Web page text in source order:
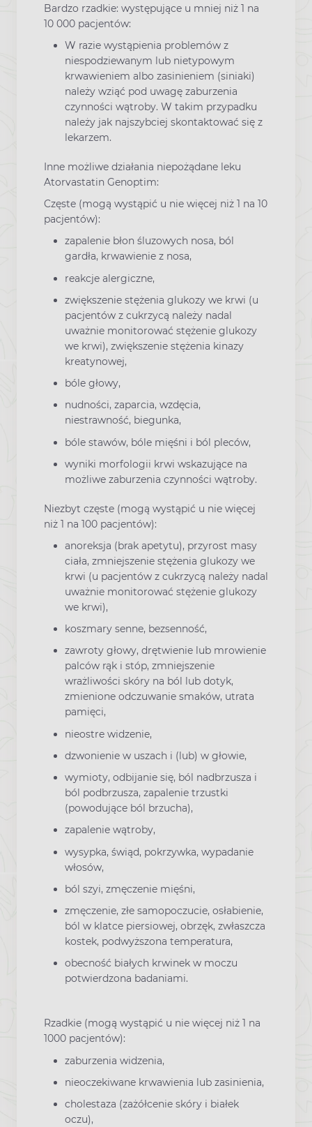
Bardzo rzadkie: występujące u mniej niż 1 na
10 000 pacjentów:
W razie wystąpienia problemów z
niespodziewanym lub nietypowym
krwawieniem albo zasinieniem (siniaki)
należy wziąć pod uwagę zaburzenia
czynności wątroby. W takim przypadku
należy jak najszybciej skontaktować się z
lekarzem.
Inne możliwe działania niepożądane leku
Atorvastatin Genoptim:
Częste (mogą wystąpić u nie więcej niż 1 na 10
pacjentów):
zapalenie błon śluzowych nosa, ból
gardła, krwawienie z nosa,
reakcje alergiczne,
zwiększenie stężenia glukozy we krwi (u
pacjentów z cukrzycą należy nadal
uważnie monitorować stężenie glukozy
we krwi), zwiększenie stężenia kinazy
kreatynowej,
bóle głowy,
nudności, zaparcia, wzdęcia,
niestrawność, biegunka,
bóle stawów, bóle mięśni i ból pleców,
wyniki morfologii krwi wskazujące na
możliwe zaburzenia czynności wątroby.
Niezbyt częste (mogą wystąpić u nie więcej
niż 1 na 100 pacjentów):
anoreksja (brak apetytu), przyrost masy
ciała, zmniejszenie stężenia glukozy we
krwi (u pacjentów z cukrzycą należy nadal
uważnie monitorować stężenie glukozy
we krwi),
koszmary senne, bezsenność,
zawroty głowy, drętwienie lub mrowienie
palców rąk i stóp, zmniejszenie
wrażliwości skóry na ból lub dotyk,
zmienione odczuwanie smaków, utrata
pamięci,
nieostre widzenie,
dzwonienie w uszach i (lub) w głowie,
wymioty, odbijanie się, ból nadbrzusza i
ból podbrzusza, zapalenie trzustki
(powodujące ból brzucha),
zapalenie wątroby,
wysypka, świąd, pokrzywka, wypadanie
włosów,
ból szyi, zmęczenie mięśni,
zmęczenie, złe samopoczucie, osłabienie,
ból w klatce piersiowej, obrzęk, zwłaszcza
kostek, podwyższona temperatura,
obecność białych krwinek w moczu
potwierdzona badaniami.
Rzadkie (mogą wystąpić u nie więcej niż 1 na
1000 pacjentów):
zaburzenia widzenia,
nieoczekiwane krwawienia lub zasinienia,
cholestaza (zażółcenie skóry i białek
oczu),